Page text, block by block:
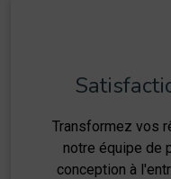
Transformez vos
notre équipe de
conception à